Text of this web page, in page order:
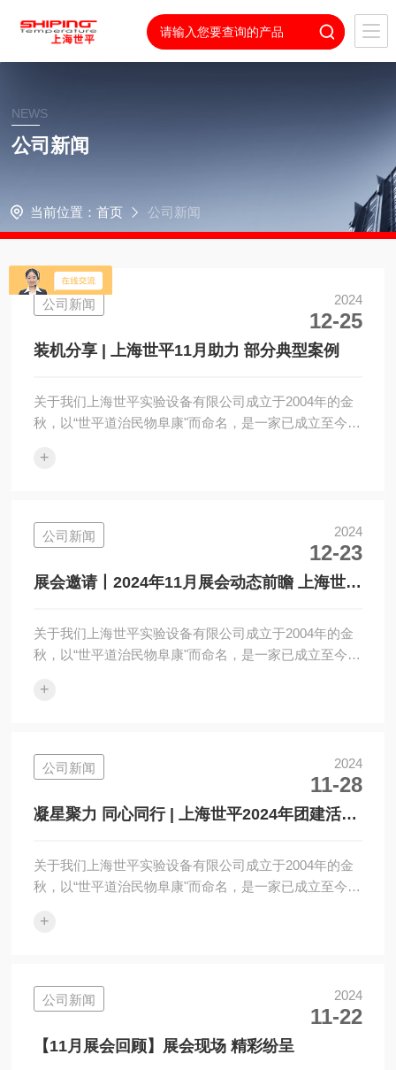
NEWS
公司新闻
当前位置： 首页 公司新闻
公司新闻 2024
12-25
装机分享 | 上海世平11月助力 部分典型案例
关于我们上海世平实验设备有限公司成立于2004年的金
秋，以“世平道治民物阜康"而命名，是一家已成立至今近
业微生物和细胞等培养解决方案、集研发/生产/销售/售
大系列，产品远销全球多个国家和地区。往期推荐·喜迎
世平20周年|寻找年代悠久世平摇床有奖活动开始啦！喜
迎世平20周年|响应国家政策开展以旧换新的活动方案喜
讯|上海世平再次斩获202...
+
公司新闻 2024
12-23
展会邀请丨2024年11月展会动态前瞻 上海世平
关于我们上海世平实验设备有限公司成立于2004年的金
秋，以“世平道治民物阜康"而命名，是一家已成立至今近
业微生物和细胞等培养解决方案、集研发/生产/销售/售
大系列，产品远销全球多个国家和地区。往期推荐·喜迎
世平20周年|寻找年代悠久世平摇床有奖活动开始啦！喜
迎世平20周年|响应国家政策开展以旧换新的活动方案喜
讯|上海世平再次斩获202...
+
公司新闻 2024
11-28
凝星聚力 同心同行 | 上海世平2024年团建活动
关于我们上海世平实验设备有限公司成立于2004年的金
秋，以“世平道治民物阜康"而命名，是一家已成立至今近
业微生物和细胞等培养解决方案、集研发/生产/销售/售
大系列，产品远销全球多个国家和地区。往期推荐·喜迎
世平20周年|寻找年代悠久世平摇床有奖活动开始啦！喜
迎世平20周年|响应国家政策开展以旧换新的活动方案喜
讯|上海世平再次斩获202...
+
公司新闻 2024
11-22
【11月展会回顾】展会现场 精彩纷呈